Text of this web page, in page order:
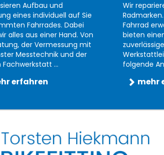
Aufbau und
eines individuell auf Sie
Fahrrades. Dabei
alles aus einer Hand. Von
der Vermessung mit
Messtechnik und der
...
erfahren
Wir
Fahrrad
bieten
folgende
mehr